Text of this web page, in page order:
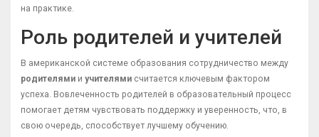
на практике.
Роль родителей и учителей
В американской системе образования сотрудничество между
родителями и учителями считается ключевым фактором
успеха. Вовлеченность родителей в образовательный процесс
помогает детям чувствовать поддержку и уверенность, что, в
свою очередь, способствует лучшему обучению.